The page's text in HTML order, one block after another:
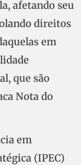
afetando seu
direitos
em
que são
Nota do
em
(IPEC)